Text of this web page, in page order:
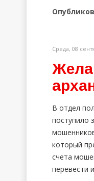
Среда, 08
В отдел
поступило
который
счета
перевести